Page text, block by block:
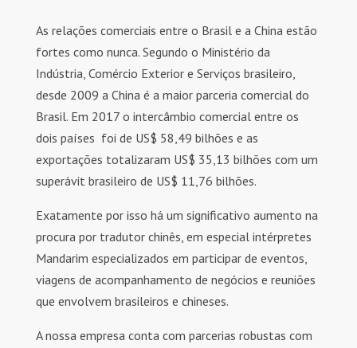
As relações comerciais entre o Brasil e a China estão
fortes como nunca. Segundo o Ministério da
Indústria, Comércio Exterior e Serviços brasileiro,
desde 2009 a China é a maior parceria comercial do
Brasil. Em 2017 o intercâmbio comercial entre os
dois países foi de US$ 58,49 bilhões e as
exportações totalizaram US$ 35,13 bilhões com um
superávit brasileiro de US$ 11,76 bilhões.
Exatamente por isso há um significativo aumento na
procura por tradutor chinês, em especial intérpretes
Mandarim especializados em participar de eventos,
viagens de acompanhamento de negócios e reuniões
que envolvem brasileiros e chineses.
A nossa empresa conta com parcerias robustas com